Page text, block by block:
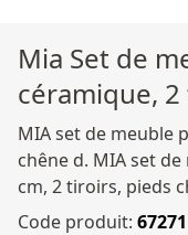
Mia Set de
céramique,
MIA set de meuble
chêne d. MIA set
cm, 2 tiroirs, pieds
Code produit: 67271